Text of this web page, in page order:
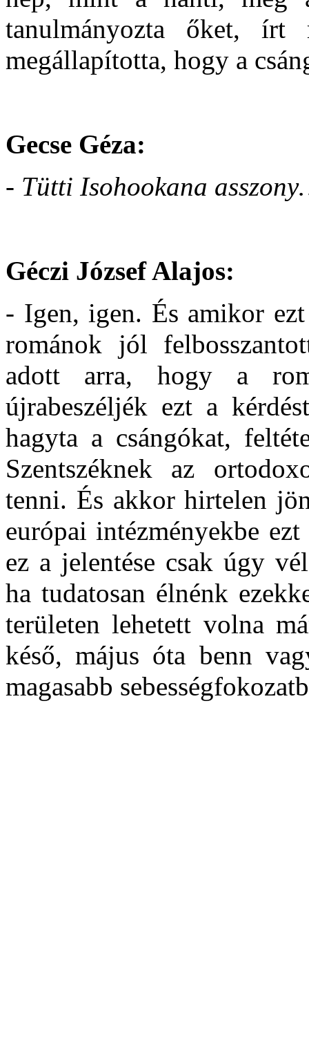
tanulmányozta őket, írt
megállapította, hogy a
Gecse Géza:
- Tütti Isohookana
Géczi József Alajos:
- Igen, igen. És amikor
románok jól
adott arra, hogy a
újrabeszéljék ezt a
hagyta a csángókat,
Szentszéknek az
tenni. És akkor hirtelen
európai intézményekbe
ez a jelentése csak úgy
ha tudatosan élnénk
területen lehetett volna
késő, május óta benn
magasabb